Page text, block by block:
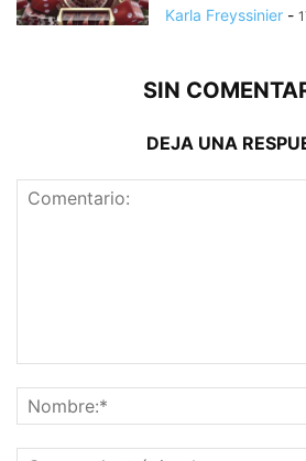
Karla Freyssinier -
SIN
DEJA UNA